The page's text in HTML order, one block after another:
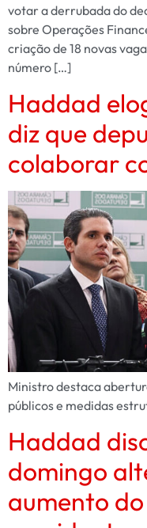
votar a derrubada do
sobre Operações
criação de 18 novas
número […]
Haddad
diz que
colaborar
Ministro destaca
públicos e medidas
Haddad
domingo
aumento